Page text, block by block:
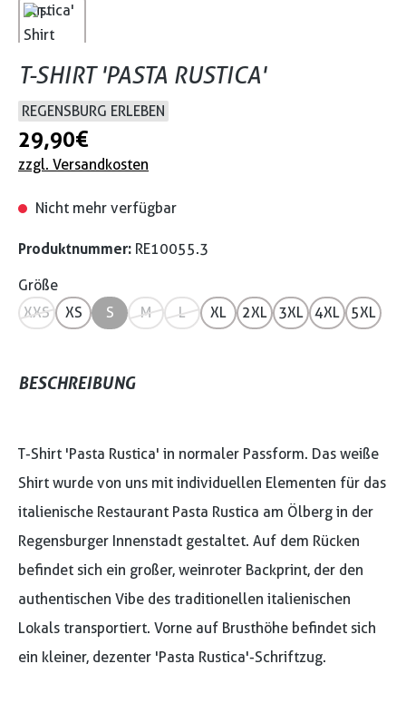
T-SHIRT 'PASTA RUSTICA'
REGENSBURG ERLEBEN
29,90 €
zzgl. Versandkosten
Nicht mehr verfügbar
Produktnummer: RE10055.3
Größe
XXS
XS S M L XL 2XL 3XL 4XL 5XL
BESCHREIBUNG
T-Shirt 'Pasta Rustica' in normaler Passform. Das weiße
Shirt wurde von uns mit individuellen Elementen für das
italienische Restaurant Pasta Rustica am Ölberg in der
Regensburger Innenstadt gestaltet. Auf dem Rücken
befindet sich ein großer, weinroter Backprint, der den
authentischen Vibe des traditionellen italienischen
Lokals transportiert. Vorne auf Brusthöhe befindet sich
ein kleiner, dezenter 'Pasta Rustica'-Schriftzug.